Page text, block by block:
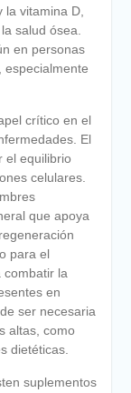
vitamina D,
salud ósea.
en personas
especialmente
crítico en el
El
el equilibrio
celulares.
que apoya
para el
la
en
ser necesaria
altas, como
dietéticas.
suplementos